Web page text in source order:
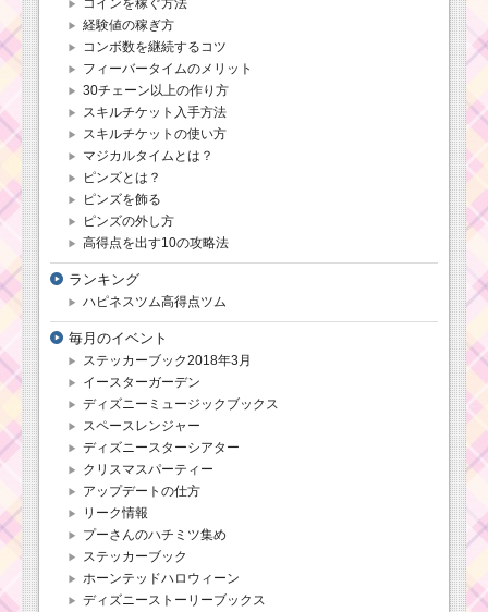
経験値の稼ぎ方
コンボ数を継続するコツ
フィーバータイムのメリット
30チェーン以上の作り方
スキルチケット入手方法
スキルチケットの使い方
マジカルタイムとは？
ピンズとは？
ピンズを飾る
ピンズの外し方
高得点を出す10の攻略法
ランキング
ハピネスツム高得点ツム
毎月のイベント
ステッカーブック2018年3月
イースターガーデン
ディズニーミュージックブックス
スペースレンジャー
ディズニースターシアター
クリスマスパーティー
アップデートの仕方
リーク情報
プーさんのハチミツ集め
ステッカーブック
ホーンテッドハロウィーン
ディズニーストーリーブックス